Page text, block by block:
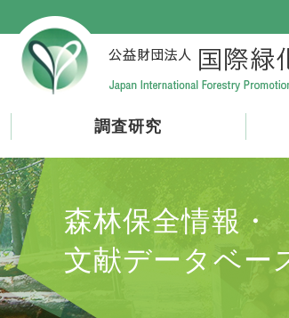
調査研究
森林保全情報・
文献データベー